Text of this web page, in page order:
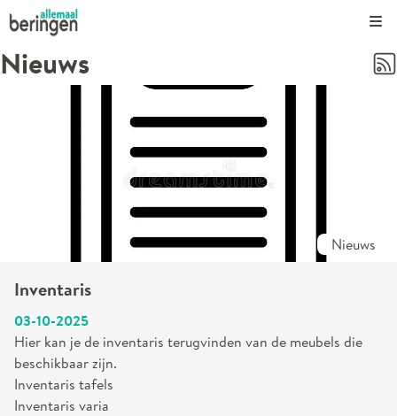
Nieuws
Nieuws
Inventaris
03-10-2025
Hier kan je de inventaris terugvinden van de meubels die
beschikbaar zijn.
Inventaris tafels
Inventaris varia